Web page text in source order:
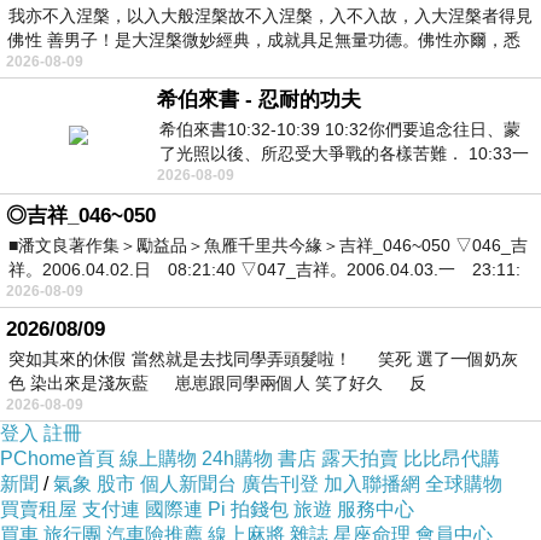
我亦不入涅槃，以入大般涅槃故不入涅槃，入不入故，入大涅槃者得見
佛性 善男子！是大涅槃微妙經典，成就具足無量功德。佛性亦爾，悉
2026-08-09
希伯來書 - 忍耐的功夫
希伯來書10:32-10:39 10:32你們要追念往日、蒙
了光照以後、所忍受大爭戰的各樣苦難． 10:33一
面被毀謗、遭患難、成了戲景、叫眾人
2026-08-09
◎吉祥_046~050
■潘文良著作集＞勵益品＞魚雁千里共今緣＞吉祥_046~050 ▽046_吉
祥。2006.04.02.日 08:21:40 ▽047_吉祥。2006.04.03.一 23:11:
2026-08-09
2026/08/09
突如其來的休假 當然就是去找同學弄頭髮啦！ 笑死 選了一個奶灰
色 染出來是淺灰藍 崽崽跟同學兩個人 笑了好久 反
2026-08-09
登入 註冊
PChome首頁 線上購物 24h購物 書店 露天拍賣 比比昂代購
新聞 /氣象 股市 個人新聞台 廣告刊登 加入聯播網 全球購物
買賣租屋 支付連 國際連 Pi 拍錢包 旅遊 服務中心
買車 旅行團 汽車險推薦 線上麻將 雜誌 星座命理 會員中心